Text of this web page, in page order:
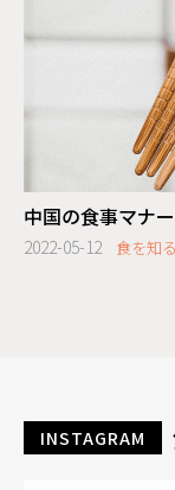
中国の食事マナ
2022-05-12 食を知る
INSTAGRAM